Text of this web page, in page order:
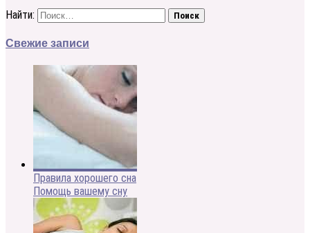
Найти:
Свежие записи
Правила хорошего сна
Помощь вашему сну